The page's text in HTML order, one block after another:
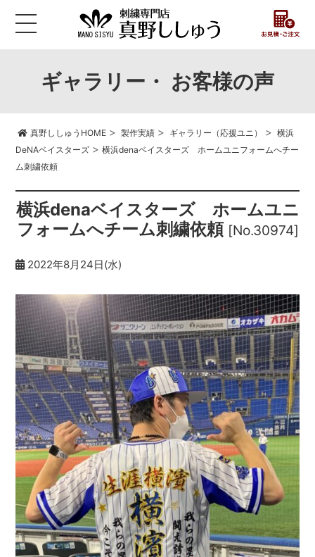
ギャラリー・ お客様の声
真野ししゅうHOME> 製作実績> ギャラリー（応援ユニ） > 横浜
DeNAベイスターズ >横浜denaベイスターズ ホームユニフォームへチー
ム刺繍依頼
横浜denaベイスターズ ホームユニ
フォームへチーム刺繍依頼 [No.30974]
2022年8月24日(水)